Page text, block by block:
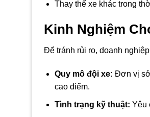
Thay thế xe khác trong
Kinh Nghiệm
Để tránh rủi ro, doanh
Quy mô đội xe: Đơn vị sở
cao điểm.
Tình trạng kỹ thuật: Yêu